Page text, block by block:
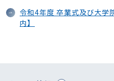
令和4年度 卒業式及び大学
内】